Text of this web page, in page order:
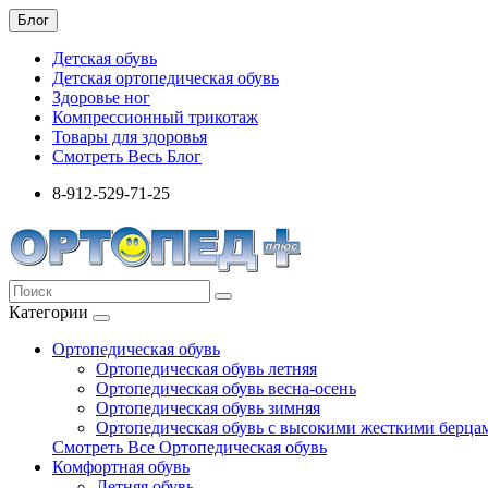
Блог
Детская обувь
Детская ортопедическая обувь
Здоровье ног
Компрессионный трикотаж
Товары для здоровья
Смотреть Весь Блог
8-912-529-71-25
Категории
Ортопедическая обувь
Ортопедическая обувь летняя
Ортопедическая обувь весна-осень
Ортопедическая обувь зимняя
Ортопедическая обувь с высокими жесткими
Смотреть Все Ортопедическая обувь
Комфортная обувь